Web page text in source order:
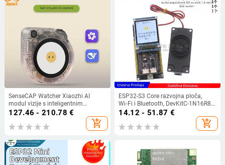
SenseCAP Watcher Xiaozhi AI
modul vizije s inteligentnim
glasovnim asistentom
127.46 - 210.78 €
add_shopping_cart
ESP32-S3 Core razvojna ploča,
Wi‑Fi i Bluetooth, DevKitC-1N16R8
Xiaozhi AI glasovni modul
14.12 - 51.87 €
add_shopping_cart